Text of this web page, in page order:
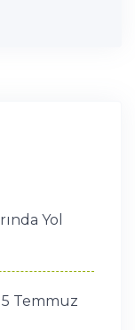
Yol
Temmuz